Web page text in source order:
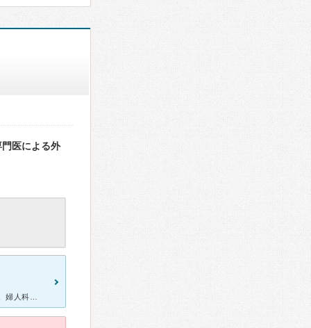
医による外